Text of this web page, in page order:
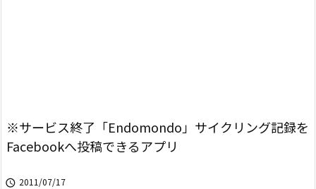
※サービス終了「Endomondo」サイクリング記録を
Facebookへ投稿できるアプリ
 2011/07/17